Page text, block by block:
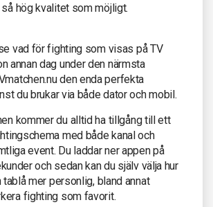
hög kvalitet som möjligt.
vad för fighting som visas på TV
annan dag under den närmsta
den enda perfekta
du brukar via både dator och mobil.
kommer du alltid ha tillgång till ett
med både kanal och
event. Du laddar ner appen på
och sedan kan du själv välja hur
mer personlig, bland annat
fighting som favorit.